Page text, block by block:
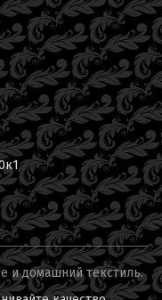
и домашний текстиль.